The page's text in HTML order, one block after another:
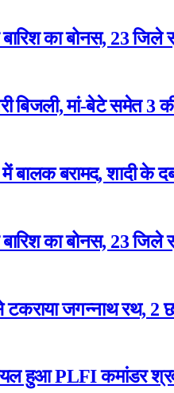
का बोनस, 23 जिले
बिजली, मां-बेटे समेत 3
बरामद, शादी के
का बोनस, 23 जिले
जगन्नाथ रथ, 2
हुआ PLFI कमांडर श्रवण